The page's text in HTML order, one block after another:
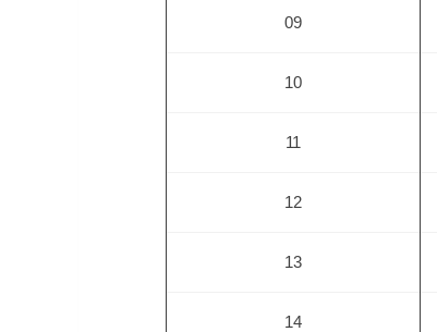
09
10
11
12
13
14